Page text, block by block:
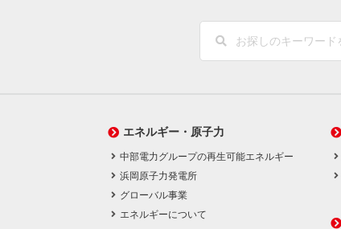
エネルギー・原子力
中部電力グループの再生可能エネルギー
浜岡原子力発電所
グローバル事業
エネルギーについて